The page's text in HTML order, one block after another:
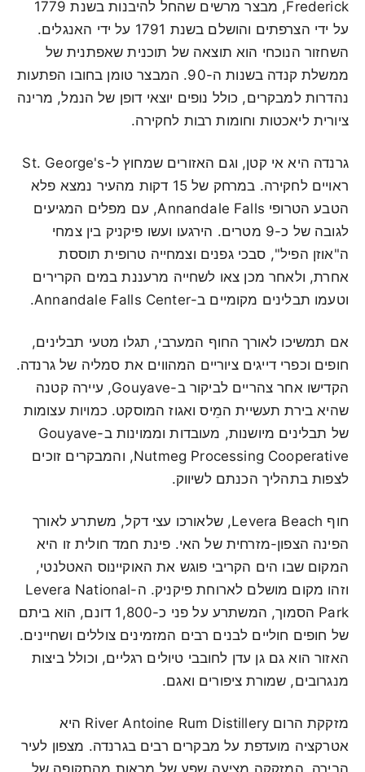
Frederick, מבצר מרשים שהחל להיבנות בשנת 1779
על ידי הצרפתים והושלם בשנת 1791 על ידי האנגלים.
השחזור הנוכחי הוא תוצאה של תוכנית שאפתנית של
ממשלת קנדה בשנות ה-90. המבצר טומן בחובו הפתעות
נהדרות למבקרים, כולל נופים יוצאי דופן של הנמל, מרינה
ציורית ליאכטות וחומות רבות לחקירה.
גרנדה היא אי קטן, וגם האזורים שמחוץ ל-St. George's
ראויים לחקירה. במרחק של 15 דקות מהעיר נמצא פלא
הטבע הטרופי Annandale Falls, עם מפלים המגיעים
לגובה של כ-9 מטרים. הירגעו ועשו פיקניק בין צמחי
ה"אוזן הפיל", סבכי גפנים וצמחייה טרופית תוססת
אחרת, ולאחר מכן צאו לשחייה מרעננת במים הקרירים
וטעמו תבלינים מקומיים ב-Annandale Falls Center.
אם תמשיכו לאורך החוף המערבי, תגלו מטעי תבלינים,
חופים וכפרי דייגים ציוריים המהווים את סמליה של גרנדה.
הקדישו אחר צהריים לביקור ב-Gouyave, עיירה קטנה
שהיא בירת תעשיית המֵיס ואגוז המוסקט. כמויות עצומות
של תבלינים מיושנות, מעובדות וממוינות ב-Gouyave
Nutmeg Processing Cooperative, והמבקרים זוכים
לצפות בתהליך הכנתם לשיווק.
חוף Levera Beach, שלאורכו עצי דקל, משתרע לאורך
הפינה הצפון-מזרחית של האי. פינת חמד חולית זו היא
המקום שבו הים הקריבי פוגש את האוקיינוס האטלנטי,
וזהו מקום מושלם לארוחת פיקניק. ה-Levera National
Park הסמוך, המשתרע על פני כ-1,800 דונם, הוא ביתם
של חופים חוליים לבנים רבים המזמינים צוללים ושחיינים.
האזור הוא גם גן עדן לחובבי טיולים רגליים, וכולל ביצות
מנגרובים, שמורת ציפורים ואגם.
מזקקת הרום River Antoine Rum Distillery היא
אטרקציה מועדפת על מבקרים רבים בגרנדה. מצפון לעיר
הבירה, המזקקה מציעה שפע של מראות מהתקופה של